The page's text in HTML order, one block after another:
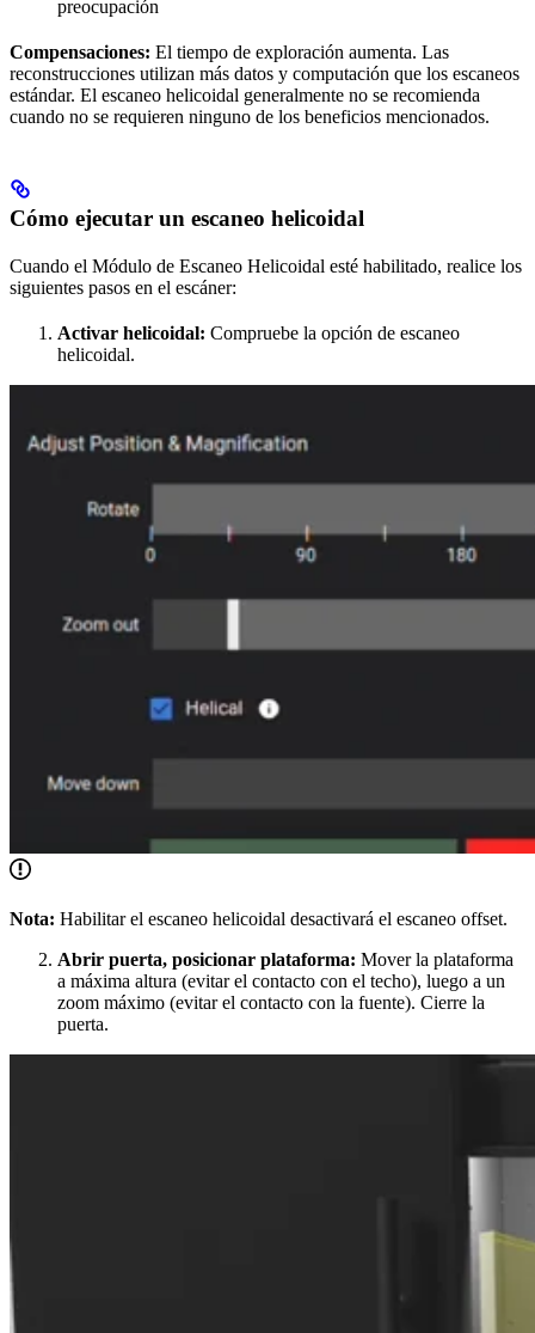
preocupación
Compensaciones: El tiempo de exploración aumenta. Las
reconstrucciones utilizan más datos y computación que los escaneos
estándar. El escaneo helicoidal generalmente no se recomienda
cuando no se requieren ninguno de los beneficios mencionados.
Cómo ejecutar un escaneo helicoidal
Cuando el Módulo de Escaneo Helicoidal esté habilitado, realice los
siguientes pasos en el escáner:
Activar helicoidal: Compruebe la opción de escaneo
helicoidal.
Nota: Habilitar el escaneo helicoidal desactivará el escaneo offset.
Abrir puerta, posicionar plataforma: Mover la plataforma
a máxima altura (evitar el contacto con el techo), luego a un
zoom máximo (evitar el contacto con la fuente). Cierre la
puerta.